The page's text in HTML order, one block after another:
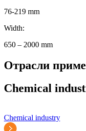
76-219 mm
Width:
650 – 2000 mm
Отрасли
Chemical
Chemical industry